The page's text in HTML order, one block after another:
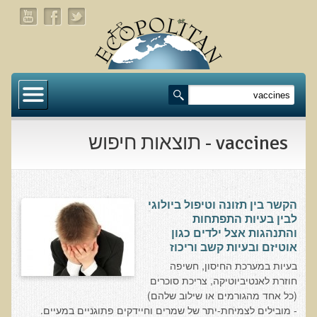
דף הבית
תעלומת שומן הדולפינים: מה גילינו כששתי קבוצות
הרצאה ב 28/11/25 טיפים מפתיעים ופשוטים לבריאות
איתנה ואריכות-ימים
רפואה פונקציונאלית
מצבים קליניים ספציפיים
מהי רפואה פונקציונאלית טבעית?
vaccines - תוצאות חיפוש
הקשר בין תזונה וטיפול ביולוגי
לבין בעיות התפתחות
והתנהגות אצל ילדים כגון
אוטיזם ובעיות קשב וריכוז
בעיות במערכת החיסון, חשיפה
חוזרת לאנטיביוטיקה, צריכת סוכרים
(כל אחד מהגורמים או שילוב שלהם)
- מובילים לצמיחת-יתר של שמרים וחיידקים פתוגניים במעיים.